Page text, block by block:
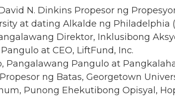
N. Dinkins Propesor ng
at dating Alkalde ng Philadelphia
Direktor, Inklusibong
at CEO, LiftFund, Inc.
Pangalawang Pangulo at
ng Batas, Georgetown
Punong Ehekutibong Opisyal,